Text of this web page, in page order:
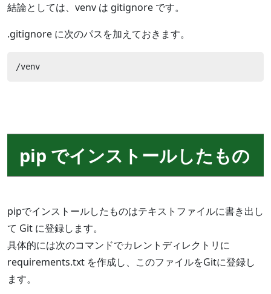
結論としては、venv は gitignore です。
.gitignore に次のパスを加えておきます。
/venv
pip でインストールしたもの
pipでインストールしたものはテキストファイルに書き出し
て Git に登録します。
具体的には次のコマンドでカレントディレクトリに
requirements.txt を作成し、このファイルをGitに登録し
ます。